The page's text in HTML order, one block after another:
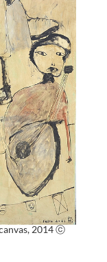
2014 ⓒ